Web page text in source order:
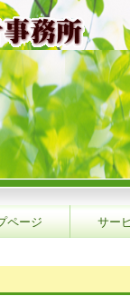
ページ サー